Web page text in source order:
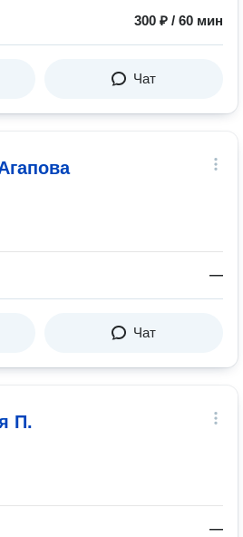
300 ₽ / 60 мин
Чат
—
Чат
П.
—